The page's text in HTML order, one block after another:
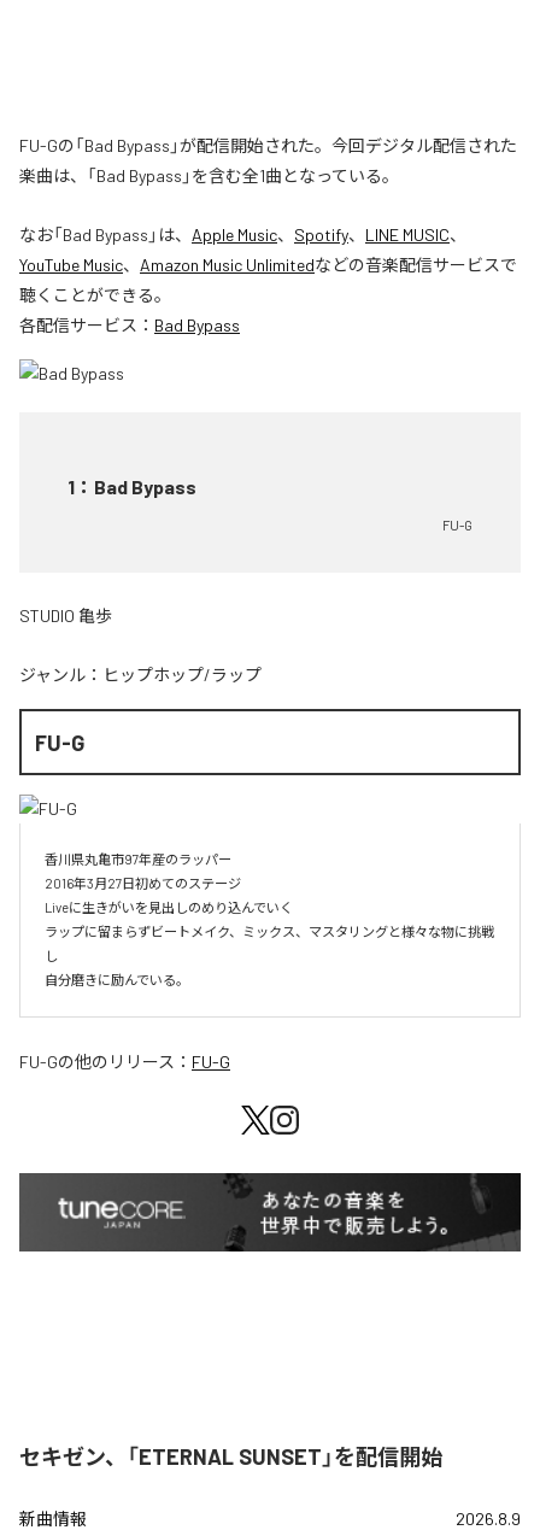
FU-Gの「Bad Bypass」が配信開始された。今回デジタル配信された
楽曲は、「Bad Bypass」を含む全1曲となっている。
なお「Bad Bypass 」は、 Apple Music、 Spotify、 LINE MUSIC、
YouTube Music、 Amazon Music Unlimitedなどの音楽配信サービスで
聴くことができる。
各配信サービス： Bad Bypass
1 ： Bad Bypass
FU-G
STUDIO 亀歩
ジャンル： ヒップホップ/ラップ
FU-G
香川県丸亀市97年産のラッパー
2016年3月27日初めてのステージ
Liveに生きがいを見出しのめり込んでいく
ラップに留まらずビートメイク、ミックス、マスタリングと様々な物に挑戦
し
自分磨きに励んでいる。
FU-Gの他のリリース： FU-G
セキゼン、「ETERNAL SUNSET」を配信開始
新曲情報 2026.8.9